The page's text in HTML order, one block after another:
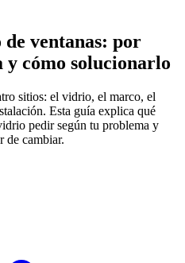
de ventanas: por
y cómo solucionarlo
sitios: el vidrio, el marco, el
Esta guía explica qué
pedir según tu problema y
de cambiar.